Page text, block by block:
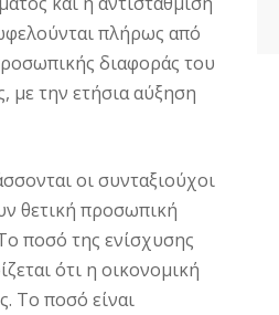
πλήρως από
διαφοράς του
με την ετήσια αύξηση
οι συνταξιούχοι
θετική προσωπική
ποσό της ενίσχυσης
ότι η οικονομική
Το ποσό είναι